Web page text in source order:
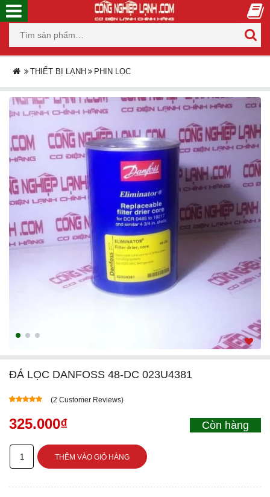
THIẾT BỊ LẠNH PHIN LỌC
ĐÁ LỌC DANFOSS 48-DC 023U4381
based on
customer
(2 Customer Reviews)
325.000₫ Còn hàng
lọc
Danfoss
THÊM VÀO GIỎ HÀNG